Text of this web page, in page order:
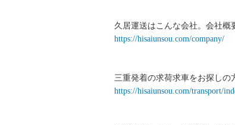
久居運送はこんな会社。会社概
https://hisaiunsou.com/company/
三重発着の求荷求車をお探しの
https://hisaiunsou.com/transport/